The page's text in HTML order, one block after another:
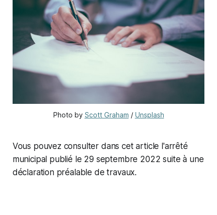
Photo by Scott Graham / Unsplash
Vous pouvez consulter dans cet article l'arrêté
municipal publié le 29 septembre 2022 suite à une
déclaration préalable de travaux.